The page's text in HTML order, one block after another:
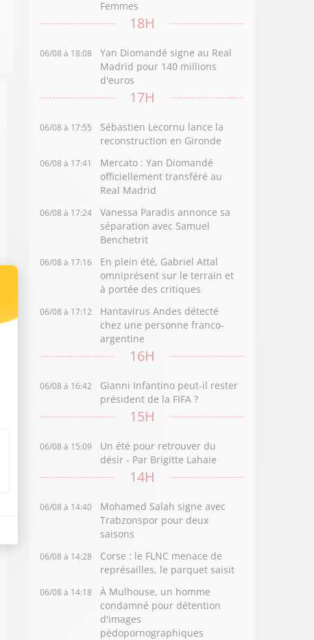
Femmes
18H
06/08 à 18:08
Yan Diomandé signe au Real
Madrid pour 140 millions
d'euros
17H
06/08 à 17:55
Sébastien Lecornu lance la
reconstruction en Gironde
06/08 à 17:41
Mercato : Yan Diomandé
officiellement transféré au
Real Madrid
06/08 à 17:24
Vanessa Paradis annonce sa
séparation avec Samuel
Benchetrit
06/08 à 17:16
En plein été, Gabriel Attal
omniprésent sur le terrain et
à portée des critiques
06/08 à 17:12
Hantavirus Andes détecté
chez une personne franco-
argentine
16H
06/08 à 16:42
Gianni Infantino peut-il rester
président de la FIFA ?
15H
06/08 à 15:09
Un été pour retrouver du
désir - Par Brigitte Lahaie
14H
06/08 à 14:40
Mohamed Salah signe avec
Trabzonspor pour deux
saisons
06/08 à 14:28
Corse : le FLNC menace de
représailles, le parquet saisit
06/08 à 14:18
À Mulhouse, un homme
condamné pour détention
d'images
pédopornographiques